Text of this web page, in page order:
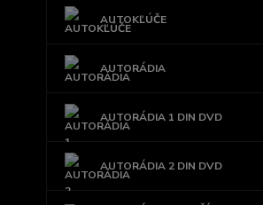
AUTOKĽÚČE
AUTORÁDIA
AUTORÁDIA 1 DIN DVD
AUTORÁDIA 2 DIN DVD